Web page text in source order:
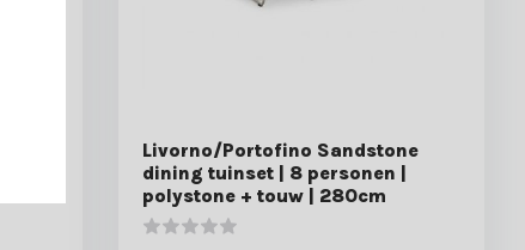
Livorno/Portofino Sandstone
dining tuinset | 8 personen |
polystone + touw | 280cm